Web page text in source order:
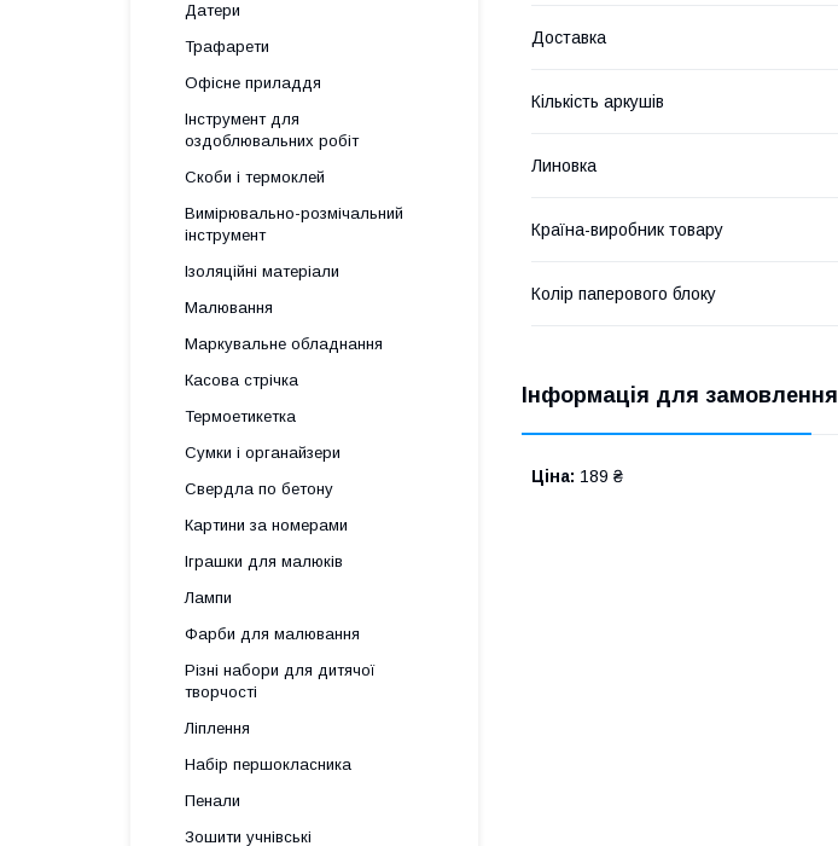
Доставка
Кількість аркушів
Линовка
Країна-виробник товару
Колір паперового блоку
Інформація для замовлення
Ціна: 189 ₴
Датери
Трафарети
Офісне приладдя
Інструмент для
оздоблювальних робіт
Скоби і термоклей
Вимірювально-розмічальний
інструмент
Ізоляційні матеріали
Малювання
Маркувальне обладнання
Касова стрічка
Термоетикетка
Сумки і органайзери
Свердла по бетону
Картини за номерами
Іграшки для малюків
Лампи
Фарби для малювання
Різні набори для дитячої
творчості
Ліплення
Набір першокласника
Пенали
Зошити учнівські